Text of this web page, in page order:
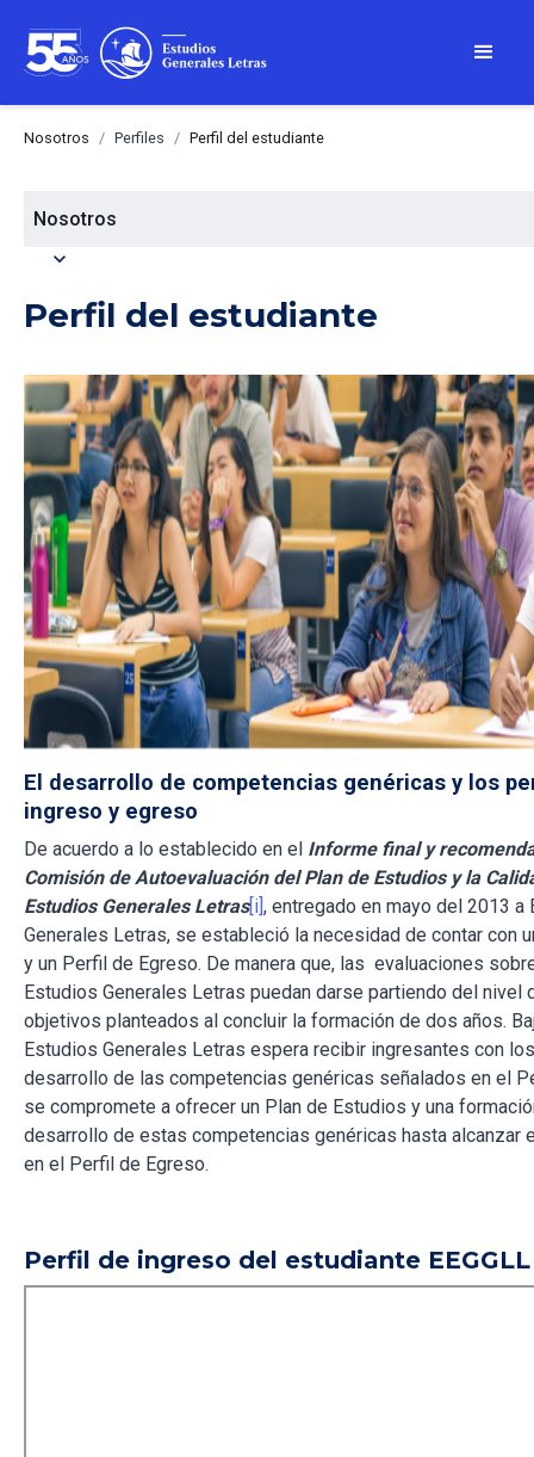
Nosotros / Perfiles / Perfil del estudiante
Nosotros
expand_more
Perfil del estudiante
El desarrollo de competencias genéricas y los
ingreso y egreso
De acuerdo a lo establecido en el Informe final y
Comisión de Autoevaluación del Plan de Estudios y la
Estudios Generales Letras[i], entregado en mayo del 2013 a
Generales Letras, se estableció la necesidad de contar con
y un Perfil de Egreso. De manera que, las evaluaciones
Estudios Generales Letras puedan darse partiendo del nivel
objetivos planteados al concluir la formación de dos años.
Estudios Generales Letras espera recibir ingresantes con
desarrollo de las competencias genéricas señalados en el
se compromete a ofrecer un Plan de Estudios y una
desarrollo de estas competencias genéricas hasta alcanzar
en el Perfil de Egreso.
Perfil de ingreso del estudiante